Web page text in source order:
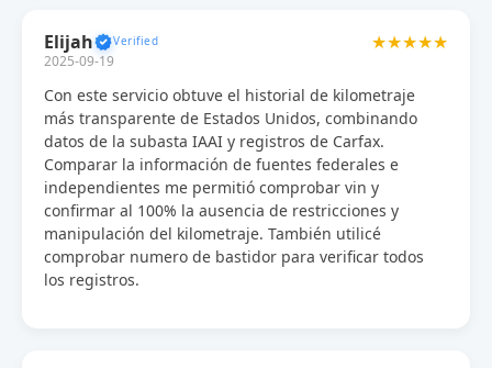
Elijah
2025-09-19
★★★★★
Con este servicio obtuve el historial de kilometraje
más transparente de Estados Unidos, combinando
datos de la subasta IAAI y registros de Carfax.
Comparar la información de fuentes federales e
independientes me permitió comprobar vin y
confirmar al 100% la ausencia de restricciones y
manipulación del kilometraje. También utilicé
comprobar numero de bastidor para verificar todos
los registros.